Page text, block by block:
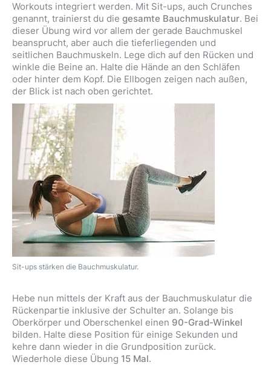
Sit-ups stärken die Bauchmuskulatur.
Workouts integriert werden. Mit Sit-ups, auch Crunches
genannt, trainierst du die gesamte Bauchmuskulatur. Bei
dieser Übung wird vor allem der gerade Bauchmuskel
beansprucht, aber auch die tieferliegenden und
seitlichen Bauchmuskeln. Lege dich auf den Rücken und
winkle die Beine an. Halte die Hände an den Schläfen
oder hinter dem Kopf. Die Ellbogen zeigen nach außen,
der Blick ist nach oben gerichtet.
Hebe nun mittels der Kraft aus der Bauchmuskulatur die
Rückenpartie inklusive der Schulter an. Solange bis
Oberkörper und Oberschenkel einen 90-Grad-Winkel
bilden. Halte diese Position für einige Sekunden und
kehre dann wieder in die Grundposition zurück.
Wiederhole diese Übung 15 Mal.